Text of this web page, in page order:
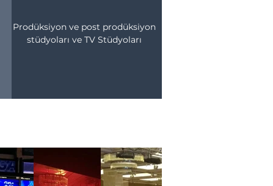
Prodüksiyon ve post prodüksiyon
stüdyoları ve TV Stüdyoları